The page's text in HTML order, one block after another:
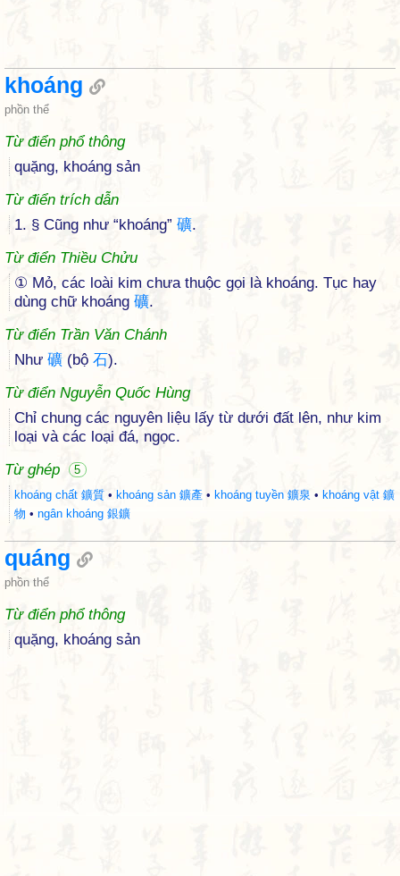
khoáng
phồn thể
Từ điển phổ thông
quặng, khoáng sản
Từ điển trích dẫn
1. § Cũng như “khoáng” 礦.
Từ điển Thiều Chửu
① Mỏ, các loài kim chưa thuộc gọi là khoáng. Tục hay
dùng chữ khoáng 礦.
Từ điển Trần Văn Chánh
Như 礦 (bộ 石).
Từ điển Nguyễn Quốc Hùng
Chỉ chung các nguyên liệu lấy từ dưới đất lên, như kim
loại và các loại đá, ngọc.
Từ ghép
5
khoáng chất 鑛質 • khoáng sản 鑛產 • khoáng tuyền 鑛泉 • khoáng vật 鑛
物 • ngân khoáng 銀鑛
quáng
phồn thể
Từ điển phổ thông
quặng, khoáng sản